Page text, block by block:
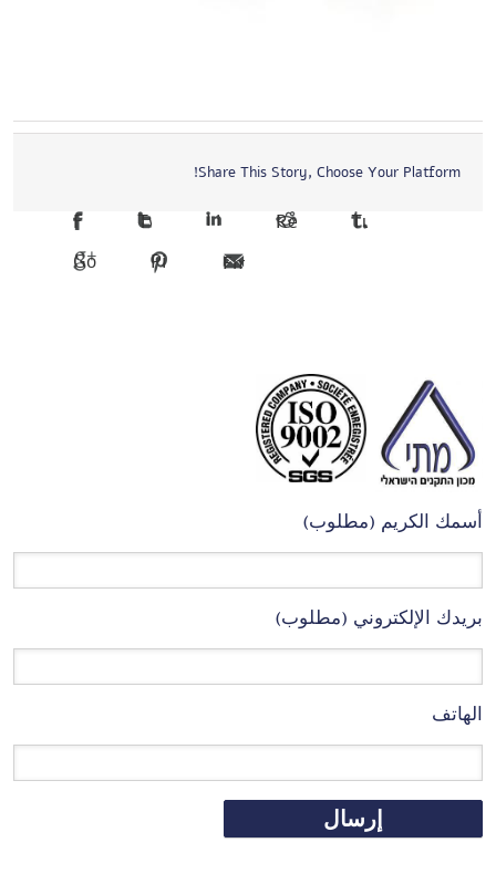
Share This Story, Choose Your Platform!
FacebookTwitter LinkedInReddit
Tumblr
Google +1PinterestEmail
أسمك الكريم (مطلوب)
بريدك الإلكتروني (مطلوب)
الهاتف